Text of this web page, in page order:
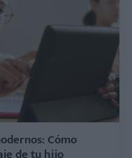
Cómo